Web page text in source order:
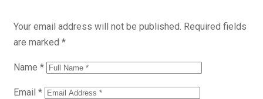
Your email address will not be published. Required fields
are marked *
Name *
Email *